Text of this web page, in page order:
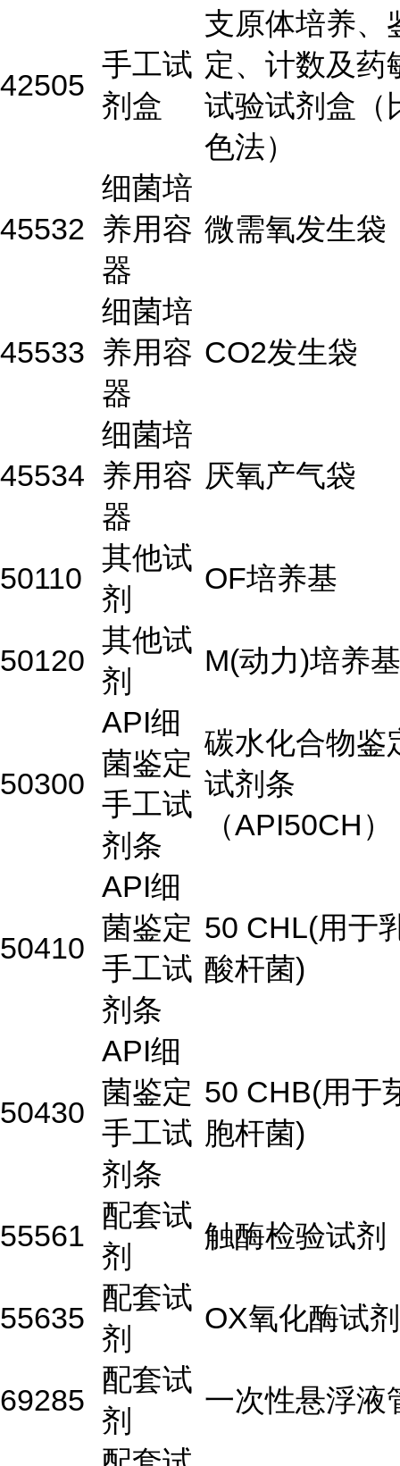
42505
手工试
剂盒
支原体培养、
定、计数及药
试验试剂盒（
色法）
45532
细菌培
养用容
器
微需氧发生袋
45533
细菌培
养用容
器
CO2发生袋
45534
细菌培
养用容
器
厌氧产气袋
50110
其他试
剂
OF培养基
50120
其他试
剂
M(动力)培养基
50300
API细
菌鉴定
手工试
剂条
碳水化合物鉴
试剂条
（API50CH）
50410
API细
菌鉴定
手工试
剂条
50 CHL(用于
酸杆菌)
50430
API细
菌鉴定
手工试
剂条
50 CHB(用于
胞杆菌)
55561
配套试
剂
触酶检验试剂
55635
配套试
剂
OX氧化酶试剂
69285
配套试
剂
一次性悬浮液